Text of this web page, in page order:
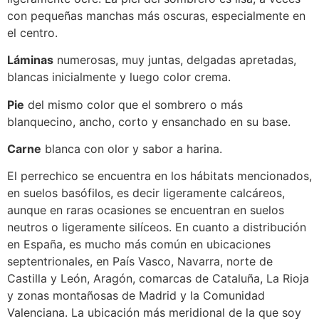
con pequeñas manchas más oscuras, especialmente en
el centro.
Láminas numerosas, muy juntas, delgadas apretadas,
blancas inicialmente y luego color crema.
Pie del mismo color que el sombrero o más
blanquecino, ancho, corto y ensanchado en su base.
Carne blanca con olor y sabor a harina.
El perrechico se encuentra en los hábitats mencionados,
en suelos basófilos, es decir ligeramente calcáreos,
aunque en raras ocasiones se encuentran en suelos
neutros o ligeramente silíceos. En cuanto a distribución
en España, es mucho más común en ubicaciones
septentrionales, en País Vasco, Navarra, norte de
Castilla y León, Aragón, comarcas de Cataluña, La Rioja
y zonas montañosas de Madrid y la Comunidad
Valenciana. La ubicación más meridional de la que soy